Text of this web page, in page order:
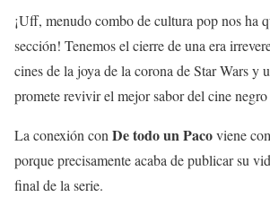
¡Uff, menudo combo de cultura pop nos ha
sección! Tenemos el cierre de una era
cines de la joya de la corona de Star Wars y
promete revivir el mejor sabor del cine
La conexión conDe todo un Pacoviene
porque precisamente acaba de publicar su
final de la serie.